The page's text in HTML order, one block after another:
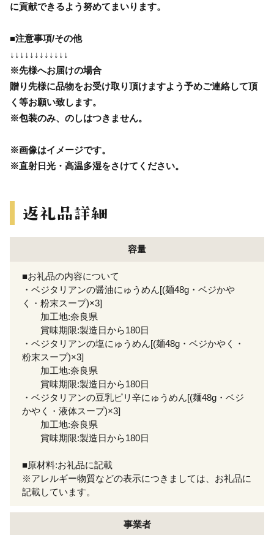
に貢献できるよう努めてまいります。
■注意事項/その他
↓↓↓↓↓↓↓↓↓↓↓↓
※先様へお届けの場合
贈り先様に品物をお受け取り頂けますよう予めご連絡して頂
く等お願い致します。
※包装のみ、のしはつきません。
※画像はイメージです。
※直射日光・高温多湿をさけてください。
容量
■お礼品の内容について
・ベジタリアンの醤油にゅうめん[(麺48g・ベジかや
く・粉末スープ)×3]
加工地:奈良県
賞味期限:製造日から180日
・ベジタリアンの塩にゅうめん[(麺48g・ベジかやく・
粉末スープ)×3]
加工地:奈良県
賞味期限:製造日から180日
・ベジタリアンの豆乳ピリ辛にゅうめん[(麺48g・ベジ
かやく・液体スープ)×3]
加工地:奈良県
賞味期限:製造日から180日
■原材料:お礼品に記載
※アレルギー物質などの表示につきましては、お礼品に
記載しています。
事業者